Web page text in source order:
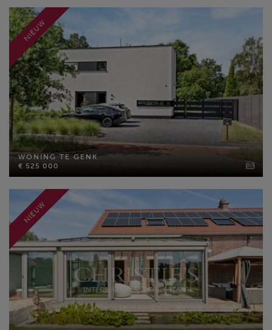
WONING TE GENK
€ 525 000
NIEUW
WONING TE GENK
€ 525 000
NIEUW
WONING TE WILLEBROEK
€ 1 445 000